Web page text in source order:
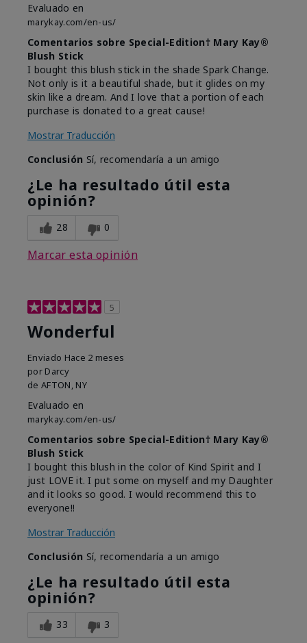
Evaluado en
marykay.com/en-us/
Comentarios sobre Special-Edition† Mary Kay®
Blush Stick
I bought this blush stick in the shade Spark Change.
Not only is it a beautiful shade, but it glides on my
skin like a dream. And I love that a portion of each
purchase is donated to a great cause!
Mostrar Traducción
Conclusión Sí, recomendaría a un amigo
¿Le ha resultado útil esta
opinión?
28 0
Marcar esta opinión
5
Wonderful
Enviado Hace 2 meses
por Darcy
de AFTON, NY
Evaluado en
marykay.com/en-us/
Comentarios sobre Special-Edition† Mary Kay®
Blush Stick
I bought this blush in the color of Kind Spirit and I
just LOVE it. I put some on myself and my Daughter
and it looks so good. I would recommend this to
everyone!!
Mostrar Traducción
Conclusión Sí, recomendaría a un amigo
¿Le ha resultado útil esta
opinión?
33 3